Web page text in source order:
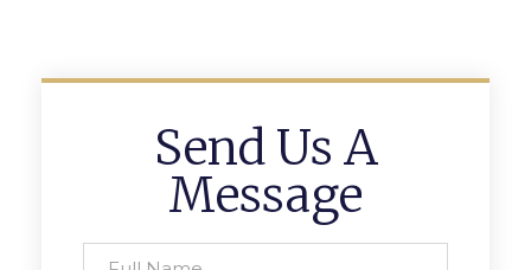
Send Us A
Message